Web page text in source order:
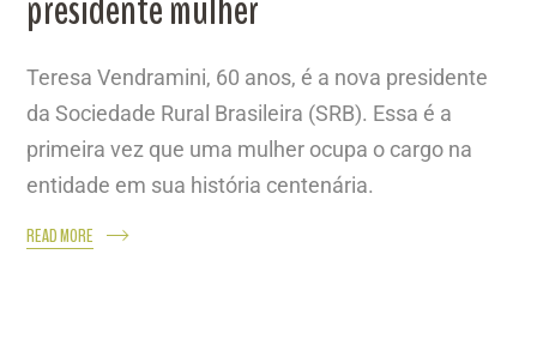
Teresa Vendramini, 60 anos, é a nova presidente
da Sociedade Rural Brasileira (SRB). Essa é a
primeira vez que uma mulher ocupa o cargo na
entidade em sua história centenária.
READ MORE